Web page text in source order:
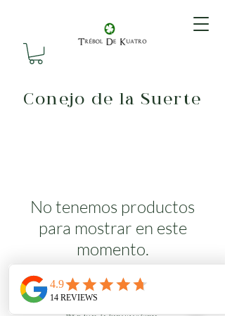
Conejo de la Suerte
No tenemos productos
para mostrar en este
momento.
Tu alternativa de productos naturales para el cuidado de la piel, el cuerpo y